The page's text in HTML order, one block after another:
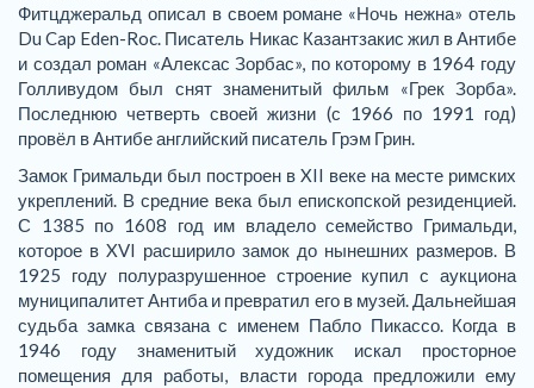
Фитцджеральд описал в своем романе «Ночь нежна» отель
Du Cap Eden-Roc. Писатель Никас Казантзакис жил в Антибе
и создал роман «Алексас Зорбас», по которому в 1964 году
Голливудом был снят знаменитый фильм «Грек Зорба».
Последнюю четверть своей жизни (с 1966 по 1991 год)
провёл в Антибе английский писатель Грэм Грин.
Замок Гримальди был построен в XII веке на месте римских
укреплений. В средние века был епископской резиденцией.
С 1385 по 1608 год им владело семейство Гримальди,
которое в XVI расширило замок до нынешних размеров. В
1925 году полуразрушенное строение купил с аукциона
муниципалитет Антиба и превратил его в музей. Дальнейшая
судьба замка связана с именем Пабло Пикассо. Когда в
1946 году знаменитый художник искал просторное
помещения для работы, власти города предложили ему